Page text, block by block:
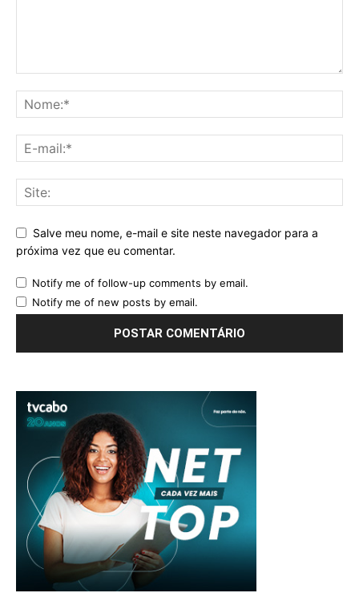
Salve meu nome, e-mail e site neste navegador para a
próxima vez que eu comentar.
Notify me of follow-up comments by email.
Notify me of new posts by email.